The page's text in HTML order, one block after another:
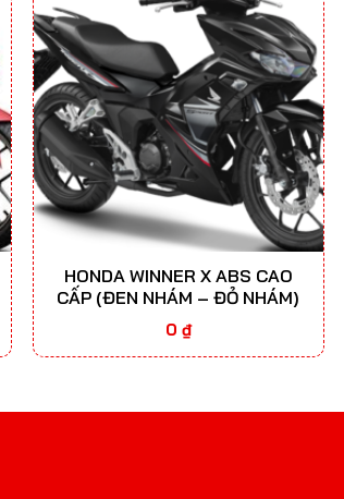
HONDA WINNER X ABS CAO
CẤP (ĐEN NHÁM – ĐỎ NHÁM)
0 ₫